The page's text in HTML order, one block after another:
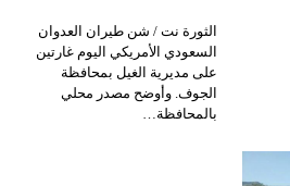
الثورة نت / شن طيران العدوان
السعودي الأمريكي اليوم غارتين
على مديرية الغيل بمحافظة
الجوف. وأوضح مصدر محلي
بالمحافظة…